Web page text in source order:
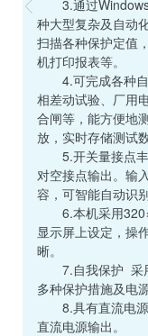
3.通过Windows
种大型复杂及自动
扫描各种保护定值
机打印报表等。
4.可完成各种自
相差动试验、厂用
合闸等，能方便地
放，实时存储测试
5.开关量接点丰
对空接点输出。输
容，可智能自动识别
6.本机采用
显示屏上设定，操
晰。
7.自我保护 采用
多种保护措施及电
8.具有直流电源
直流电源输出。